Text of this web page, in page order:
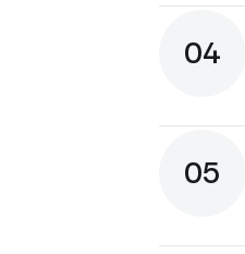
04
05